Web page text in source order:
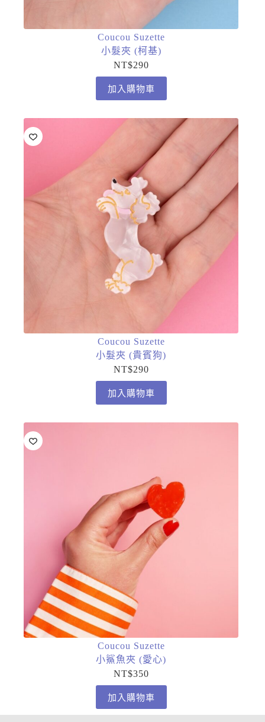
Coucou Suzette
小髮夾 (柯基)
NT$290
加入購物車
Coucou Suzette
小髮夾 (貴賓狗)
NT$290
加入購物車
Coucou Suzette
小鯊魚夾 (愛心)
NT$350
加入購物車